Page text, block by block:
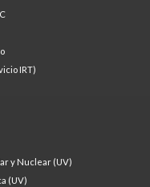
IRT)
y Nuclear (UV)
(UV)